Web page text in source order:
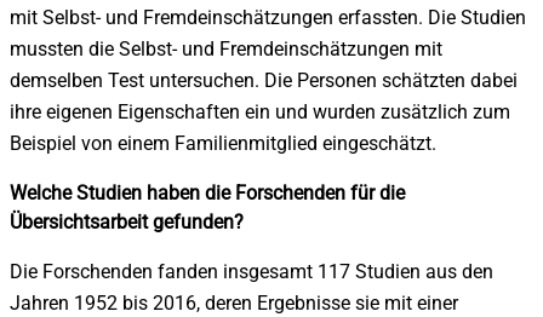
mit Selbst- und Fremdeinschätzungen erfassten. Die Studien
mussten die Selbst- und Fremdeinschätzungen mit
demselben Test untersuchen. Die Personen schätzten dabei
ihre eigenen Eigenschaften ein und wurden zusätzlich zum
Beispiel von einem Familienmitglied eingeschätzt.
Welche Studien haben die Forschenden für die
Übersichtsarbeit gefunden?
Die Forschenden fanden insgesamt 117 Studien aus den
Jahren 1952 bis 2016, deren Ergebnisse sie mit einer